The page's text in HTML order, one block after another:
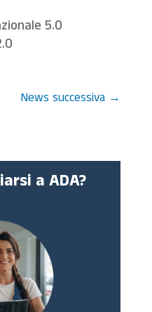
5.0
News successiva →
a ADA?